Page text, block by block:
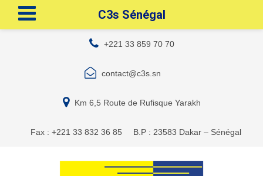
+221 33 859 70 70
contact@c3s.sn
Km 6,5 Route de Rufisque Yarakh
Fax : +221 33 832 36 85 B.P : 23583 Dakar – Sénégal
C3s Sénégal